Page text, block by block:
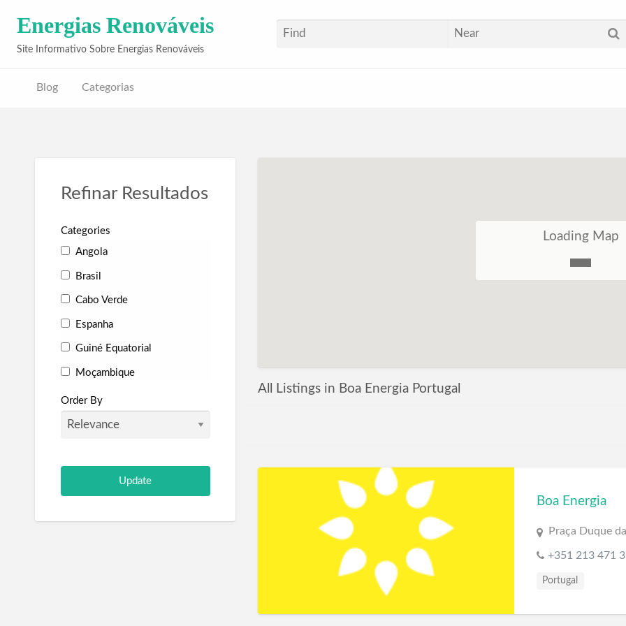
Energias Renováveis
Site Informativo Sobre Energias Renováveis
Blog Categorias
Refinar Resultados
Categories
Angola
Brasil
Cabo Verde
Espanha
Guiné Equatorial
Moçambique
Portugal
São Tomé e Príncipe
Order By
Loading Map
All Listings in Boa Energia Portugal
Boa Energia
Praça Duque
+351 213 471
Portugal